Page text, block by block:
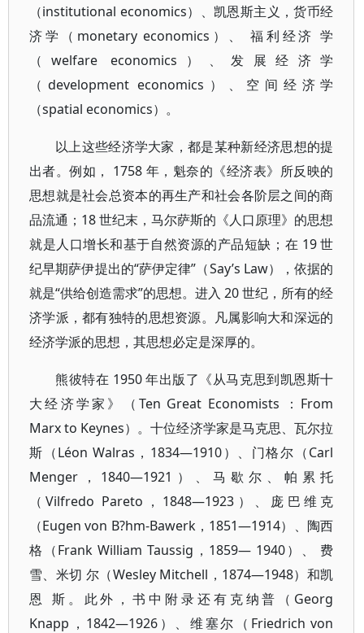
（institutional economics）、凯恩斯主义，货币经
济学（monetary economics）、 福利经济 学
（welfare economics）、发展经济学
（development economics）、空间经济学
（spatial economics）。
以上这些经济学大家，都是某种新经济思想的提
出者。例如， 1758 年，魁奈的《经济表》所反映的
思想就是社会总资本的再生产和社会各阶层之间的商
品流通；18 世纪末，马尔萨斯的《人口原理》的思想
就是人口增长和基于自然资源的产品短缺；在 19 世
纪早期萨伊提出的“萨伊定律”（Say’s Law），依据的
就是“供给创造需求”的思想。进入 20 世纪，所有的经
济学派，都有独特的思想资源。凡属影响大和深远的
经济学派的思想，其思想必定是深厚的。
熊彼特在 1950 年出版了《从马克思到凯恩斯十
大经济学家》（Ten Great Economists ：From
Marx to Keynes）。十位经济学家是马克思、瓦尔拉
斯（Léon Walras，1834—1910）、门格尔（Carl
Menger，1840—1921）、马歇尔、帕累托
（Vilfredo Pareto，1848—1923）、庞巴维克
（Eugen von B?hm-Bawerk，1851—1914）、陶西
格（Frank William Taussig，1859— 1940）、 费
雪、米切 尔（Wesley Mitchell，1874—1948）和凯
恩 斯。此外，书中附录还有克纳普（Georg
Knapp，1842—1926）、维塞尔（Friedrich von